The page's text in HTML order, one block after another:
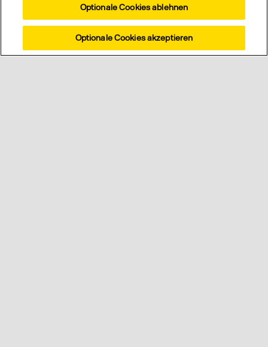
Wir beraten Sie
gerne
Optionale Cookies ablehnen
Optionale Cookies akzeptieren